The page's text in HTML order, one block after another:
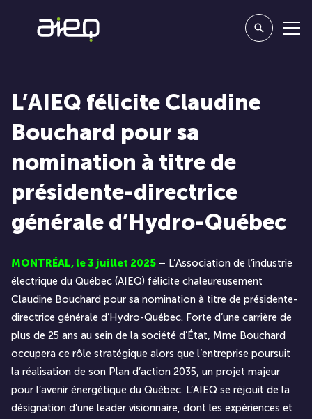
L’AIEQ félicite Claudine
Bouchard pour sa
nomination à titre de
présidente-directrice
générale d’Hydro-Québec
MONTRÉAL, le 3 juillet 2025 – L’Association de l’industrie
électrique du Québec (AIEQ) félicite chaleureusement
Claudine Bouchard pour sa nomination à titre de présidente-
directrice générale d’Hydro-Québec. Forte d’une carrière de
plus de 25 ans au sein de la société d’État, Mme Bouchard
occupera ce rôle stratégique alors que l’entreprise poursuit
la réalisation de son Plan d’action 2035, un projet majeur
pour l’avenir énergétique du Québec. L’AIEQ se réjouit de la
désignation d’une leader visionnaire, dont les expériences et